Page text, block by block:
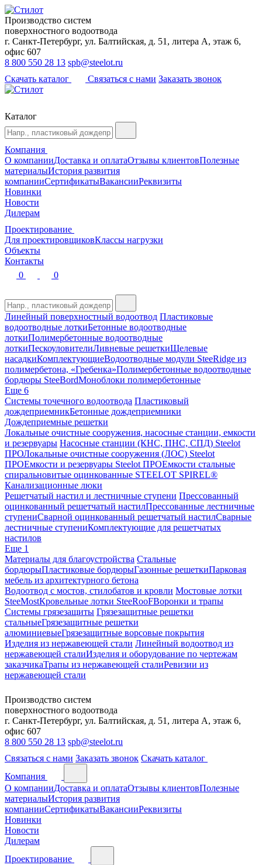
Производство систем
поверхностного водоотвода
г. Санкт-Петербург, ул. Балтийская, д. 51, литера А, этаж 6,
офис 607
8 800 550 28 13 spb@steelot.ru
Скачать каталог
Связаться с нами Заказать звонок
Каталог
Компания
О компанииДоставка и оплатаОтзывы клиентовПолезные
материалыИстория развития
компанииСертификатыВакансииРеквизиты
Новинки
Новости
Дилерам
Проектирование
Для проектировщиковКлассы нагрузки
Объекты
Контакты
0
0
Линейный поверхностный водоотвод Пластиковые
водоотводные лоткиБетонные водоотводные
лоткиПолимербетонные водоотводные
лоткиПескоуловителиЛивневые решеткиЩелевые
насадкиКомплектующиеВодоотводные модули SteeRidge из
полимербетона, «Гребенка»Полимербетонные водоотводные
бордюры SteeBordМоноблоки полимербетонные
Еще 6
Системы точечного водоотвода Пластиковый
дождеприемникБетонные дождеприемники
Дождеприемные решетки
Локальные очистные сооружения, насосные станции, емкости
и резервуары Насосные станции (КНС, ПНС, СПД) Steelot
ПРОЛокальные очистные сооружения (ЛОС) Steelot
ПРОЕмкости и резервуары Steelot ПРОЕмкости стальные
спиральновитые оцинкованные STEELOT SPIREL®
Канализационные люки
Решетчатый настил и лестничные ступени Прессованный
оцинкованный решетчатый настилПрессованные лестничные
ступениСварной оцинкованный решетчатый настилСварные
лестничные ступениКомплектующие для решетчатых
настилов
Еще 1
Материалы для благоустройства Стальные
бордюрыПластиковые бордюрыГазонные решеткиПарковая
мебель из архитектурного бетона
Водоотвод с мостов, стилобатов и кровли Мостовые лотки
SteeMostКровельные лотки SteeRooFВоронки и трапы
Системы грязезащиты Грязезащитные решетки
стальныеГрязезащитные решетки
алюминиевыеГрязезащитные ворсовые покрытия
Изделия из нержавеющей стали Линейный водоотвод из
нержавеющей сталиИзделия и оборудование по чертежам
заказчикаТрапы из нержавеющей сталиРевизии из
нержавеющей стали
Производство систем
поверхностного водоотвода
г. Санкт-Петербург, ул. Балтийская, д. 51, литера А, этаж 6,
офис 607
8 800 550 28 13 spb@steelot.ru
Связаться с нами Заказать звонок Скачать каталог
Компания
О компанииДоставка и оплатаОтзывы клиентовПолезные
материалыИстория развития
компанииСертификатыВакансииРеквизиты
Новинки
Новости
Дилерам
Проектирование